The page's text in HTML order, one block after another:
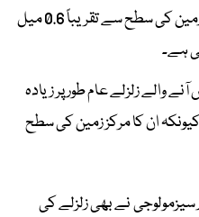
رپورٹ کے مطابق زلزلے کی گہرائی زمین کی سطح سے تقریباً 0.6 میل
ہے۔
والے زلزلے عام طور پر زیادہ
ان کا مرکز زمین کی سطح
سیزمولوجی نے بھی زلزلے کی